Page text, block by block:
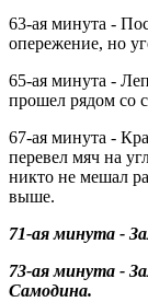
63-ая минута -
опережение, но
65-ая минута -
прошел рядом со
67-ая минута -
перевел мяч на
никто не мешал
выше.
71-ая минута -
73-ая минута -
Самодина.